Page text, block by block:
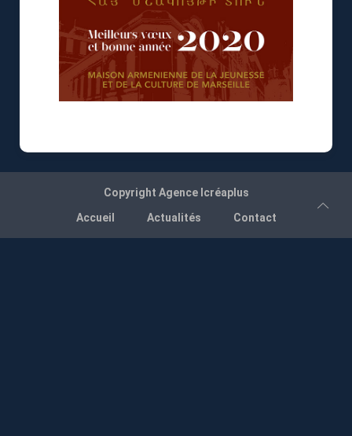
Copyright Agence Icréaplus
Accueil
Actualités Contact